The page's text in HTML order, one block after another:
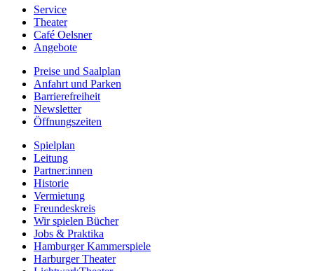
Service
Theater
Café Oelsner
Angebote
Preise und Saalplan
Anfahrt und Parken
Barrierefreiheit
Newsletter
Öffnungszeiten
Spielplan
Leitung
Partner:innen
Historie
Vermietung
Freundeskreis
Wir spielen Bücher
Jobs & Praktika
Hamburger Kammerspiele
Harburger Theater